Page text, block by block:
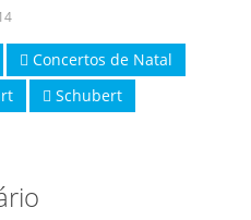
Concertos de Natal
Schubert